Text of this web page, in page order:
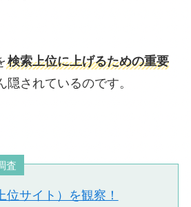
検索上位に上げるための重要
隠されているのです。
査
位サイト）を観察！